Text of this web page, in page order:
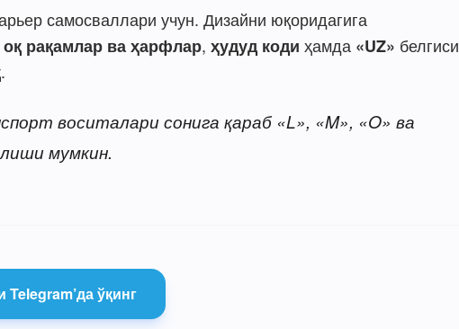
самосваллари учун. Дизайни юқоридагига
оқ рақамлар ва ҳарфлар, ҳудуд коди ҳамда «UZ» белгиси
.
воситалари сонига қараб «L», «M», «O» ва
мумкин.
ўқинг